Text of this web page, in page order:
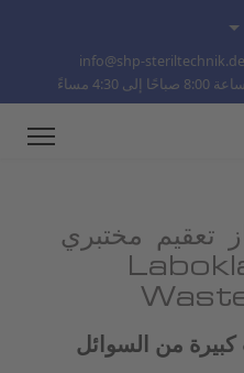
info@shp-steriltechnik.de
مساءً
تعقيم مختبري
من السوائل